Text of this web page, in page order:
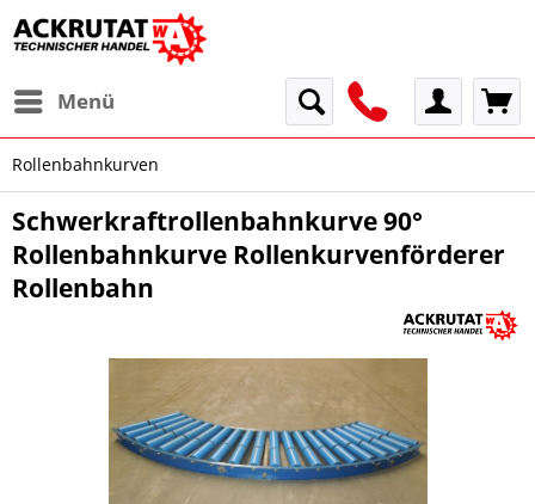
Menü
Rollenbahnkurven
Schwerkraftrollenbahnkurve 90°
Rollenbahnkurve Rollenkurvenförderer
Rollenbahn